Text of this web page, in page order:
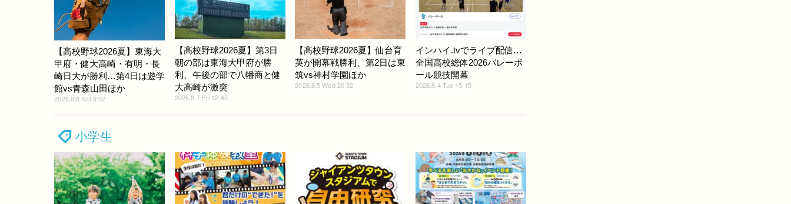
【高校野球2026夏】東海大
甲府・健大高崎・有明・長
崎日大が勝利…第4日は遊学
館vs青森山田ほか
2026.8.8 Sat 9:52
【高校野球2026夏】第3日
朝の部は東海大甲府が勝
利、午後の部で八幡商と健
大高崎が激突
2026.8.7 Fri 12:45
【高校野球2026夏】仙台育
英が開幕戦勝利、第2日は東
筑vs神村学園ほか
2026.8.5 Wed 20:32
インハイ.tvでライブ配信…
全国高校総体2026バレーボ
ール競技開幕
2026.8.4 Tue 15:15
小学生